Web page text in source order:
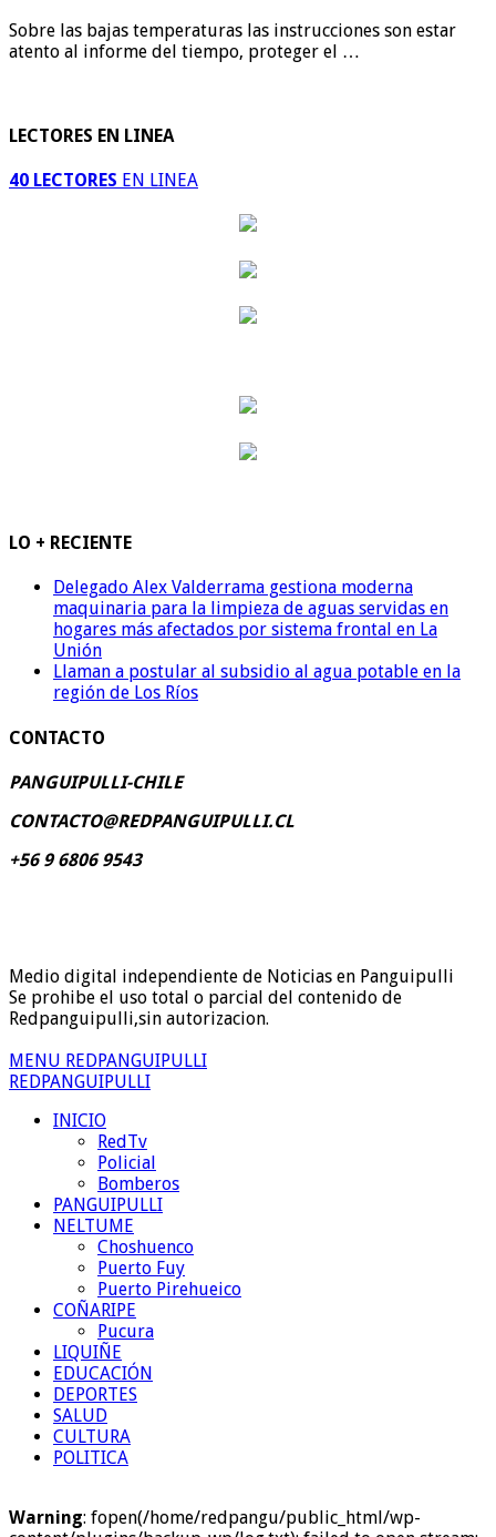
Sobre las bajas temperaturas las instrucciones son estar
atento al informe del tiempo, proteger el …
LECTORES EN LINEA
40 LECTORES EN LINEA
LO + RECIENTE
Delegado Alex Valderrama gestiona moderna
maquinaria para la limpieza de aguas servidas en
hogares más afectados por sistema frontal en La
Unión
Llaman a postular al subsidio al agua potable en la
región de Los Ríos
CONTACTO
PANGUIPULLI-CHILE
CONTACTO@REDPANGUIPULLI.CL
+56 9 6806 9543
Medio digital independiente de Noticias en Panguipulli
Se prohibe el uso total o parcial del contenido de
Redpanguipulli,sin autorizacion.
MENU REDPANGUIPULLI
REDPANGUIPULLI
INICIO
RedTv
Policial
Bomberos
PANGUIPULLI
NELTUME
Choshuenco
Puerto Fuy
Puerto Pirehueico
COÑARIPE
Pucura
LIQUIÑE
EDUCACIÓN
DEPORTES
SALUD
CULTURA
POLITICA
Warning: fopen(/home/redpangu/public_html/wp-